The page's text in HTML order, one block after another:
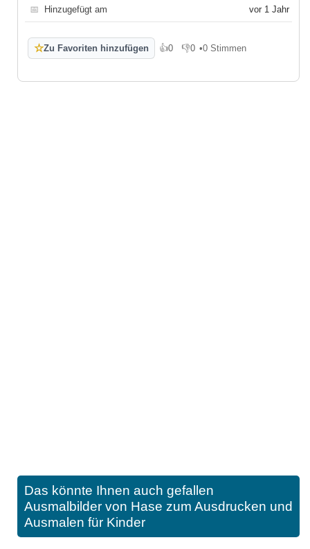
📅 Hinzugefügt am vor 1 Jahr
☆Zu Favoriten hinzufügen 👍0
Gefällt mir
👎0
Gefällt mir nicht
•0 Stimmen
Das könnte Ihnen auch gefallen
Ausmalbilder von Hase zum Ausdrucken und
Ausmalen für Kinder